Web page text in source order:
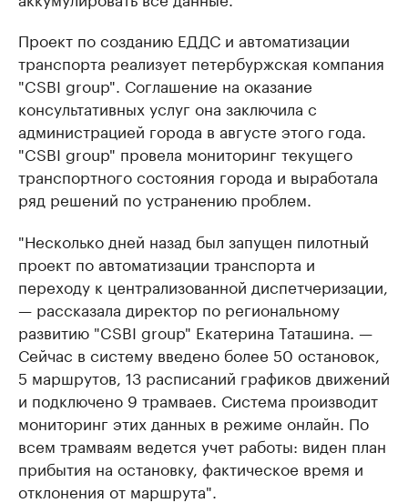
Проект по созданию ЕДДС и автоматизации
транспорта реализует петербуржская компания
"CSBI group". Соглашение на оказание
консультативных услуг она заключила с
администрацией города в августе этого года.
"CSBI group" провела мониторинг текущего
транспортного состояния города и выработала
ряд решений по устранению проблем.
"Несколько дней назад был запущен пилотный
проект по автоматизации транспорта и
переходу к централизованной диспетчеризации,
— рассказала директор по региональному
развитию "CSBI group" Екатерина Таташина. —
Сейчас в систему введено более 50 остановок,
5 маршрутов, 13 расписаний графиков движений
и подключено 9 трамваев. Система производит
мониторинг этих данных в режиме онлайн. По
всем трамваям ведется учет работы: виден план
прибытия на остановку, фактическое время и
отклонения от маршрута".